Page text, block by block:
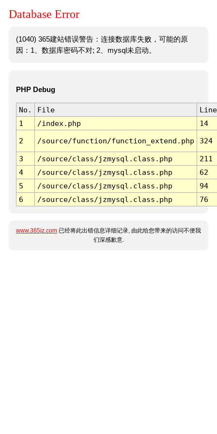
Database Error
(1040) 365建站错误警告：连接数据库失败，可能的原
因：1、数据库密码不对; 2、mysql未启动。
PHP Debug
No. File
Line
1
/index.php 14
2 /source/function/function_extend.php 324
3 /source/class/jzmysql.class.php
211
4
/source/class/jzmysql.class.php
62
5
/source/class/jzmysql.class.php
94
6
/source/class/jzmysql.class.php 76
www.365jz.com 已经将此出错信息详细记录, 由此给您带来的访问不便我
们深感歉意.